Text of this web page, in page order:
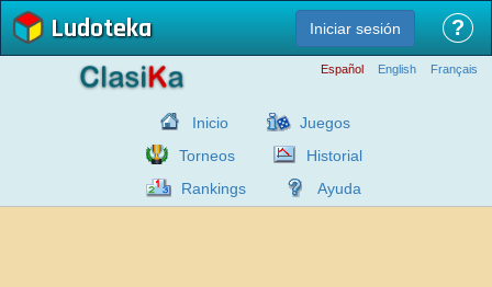
Ludoteka Iniciar sesión ?
Español English Français
Inicio
Juegos
Torneos
Historial
Rankings
Ayuda